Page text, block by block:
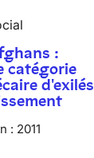
:
catégorie
d'exilés
: 2011